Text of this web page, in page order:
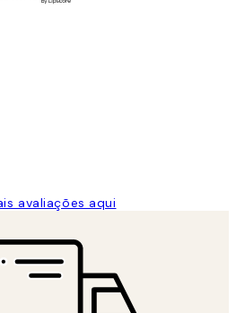
avaliações aqui